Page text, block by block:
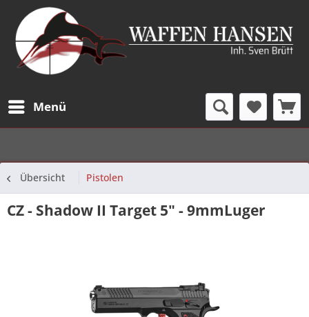
Menü
Übersicht Pistolen
CZ - Shadow II Target 5" - 9mmLuger